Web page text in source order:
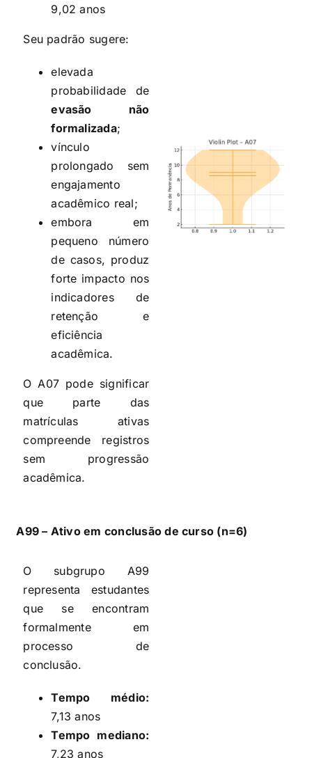
9,02 anos
Seu padrão sugere:
elevada
probabilidade de
evasão não
formalizada;
vínculo
prolongado sem
engajamento
acadêmico real;
embora em
pequeno número
de casos, produz
forte impacto nos
indicadores de
retenção e
eficiência
acadêmica.
O A07 pode significar
que parte das
matrículas ativas
compreende registros
sem progressão
acadêmica.
A99 – Ativo em conclusão de curso (n=6)
O subgrupo A99
representa estudantes
que se encontram
formalmente em
processo de
conclusão.
Tempo médio:
7,13 anos
Tempo mediano:
7,23 anos